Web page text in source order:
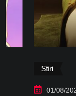
01/08/2026